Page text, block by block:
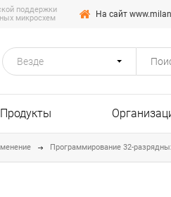
поддержки
микросхем
На сайт
Везде
Продукты
Программирование 32-